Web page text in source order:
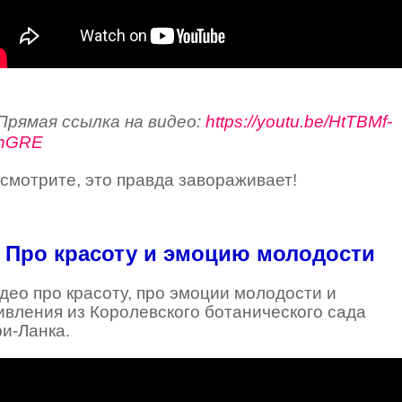
ссылка на видео: https://youtu.be/HtTBMf-
это правда завораживает!
Про красоту и эмоцию молодости
про красоту, про эмоции молодости и
из Королевского ботанического сада
Ланка.